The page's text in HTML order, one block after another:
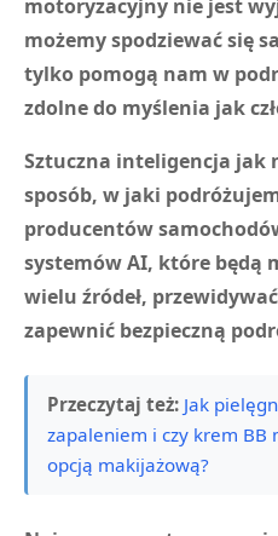
motoryzacyjny nie jest
możemy spodziewać się
tylko pomogą nam w
zdolne do myślenia jak
Sztuczna inteligencja jak
sposób, w jaki
producentów
systemów AI, które będą
wielu źródeł,
zapewnić bezpieczną
Przeczytaj też: Jak
zapaleniem i czy krem BB
opcją makijażową?